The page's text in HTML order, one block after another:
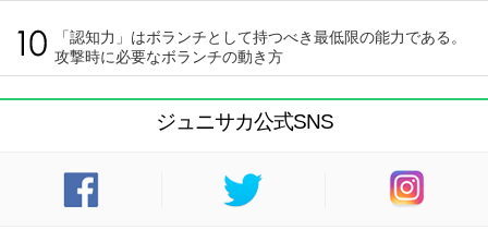
「認知力」はボランチとして持つべき最低限の能力である。
攻撃時に必要なボランチの動き方
ジュニサカ公式SNS